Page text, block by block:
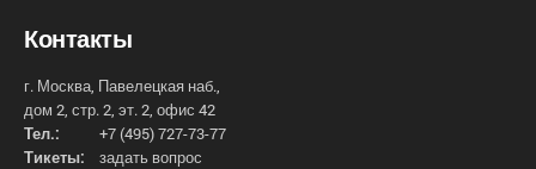
Контакты
г. Москва, Павелецкая наб.,
дом 2, стр. 2, эт. 2, офис 42
Тел.:
+7 (495) 727-73-77
Тикеты:
задать вопрос